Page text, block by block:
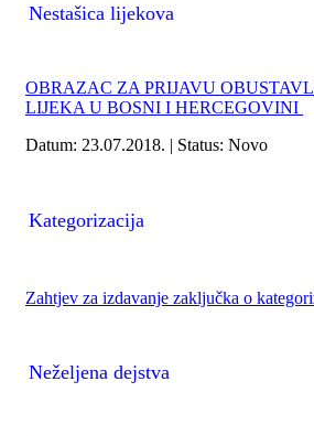
Nestašica lijekova
OBRAZAC ZA PRIJAVU
LIJEKA U BOSNI I HERCEGOVINI
Datum: 23.07.2018. | Status: Novo
Kategorizacija
Zahtjev za izdavanje zaključka o
Neželjena dejstva